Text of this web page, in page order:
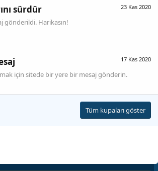
23 Kas 2020
sürdür
gönderildi. Harikasın!
17 Kas 2020
için sitede bir yere bir mesaj gönderin.
Tüm kupaları göster